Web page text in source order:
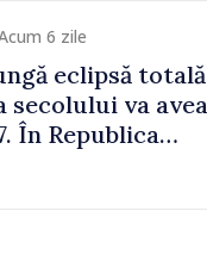
6 zile
eclipsă totală
secolului va avea
În Republica